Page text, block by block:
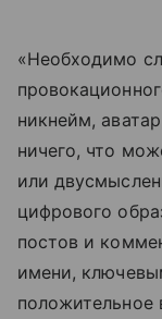
«Необходимо
никнейм,
ничего, что
или
цифрового
постов и
имени,
положительное